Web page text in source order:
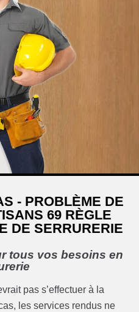
- PROBLÈME DE
69 RÈGLE
DE SERRURERIE
tous vos besoins en
pas s’effectuer à la
les services rendus ne